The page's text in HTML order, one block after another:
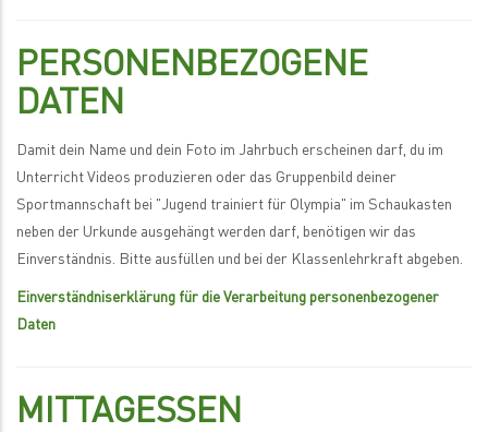
PERSONENBEZOGENE
DATEN
Damit dein Name und dein Foto im Jahrbuch erscheinen darf, du im
Unterricht Videos produzieren oder das Gruppenbild deiner
Sportmannschaft bei "Jugend trainiert für Olympia" im Schaukasten
neben der Urkunde ausgehängt werden darf, benötigen wir das
Einverständnis. Bitte ausfüllen und bei der Klassenlehrkraft abgeben.
Einverständniserklärung für die Verarbeitung personenbezogener
Daten
MITTAGESSEN